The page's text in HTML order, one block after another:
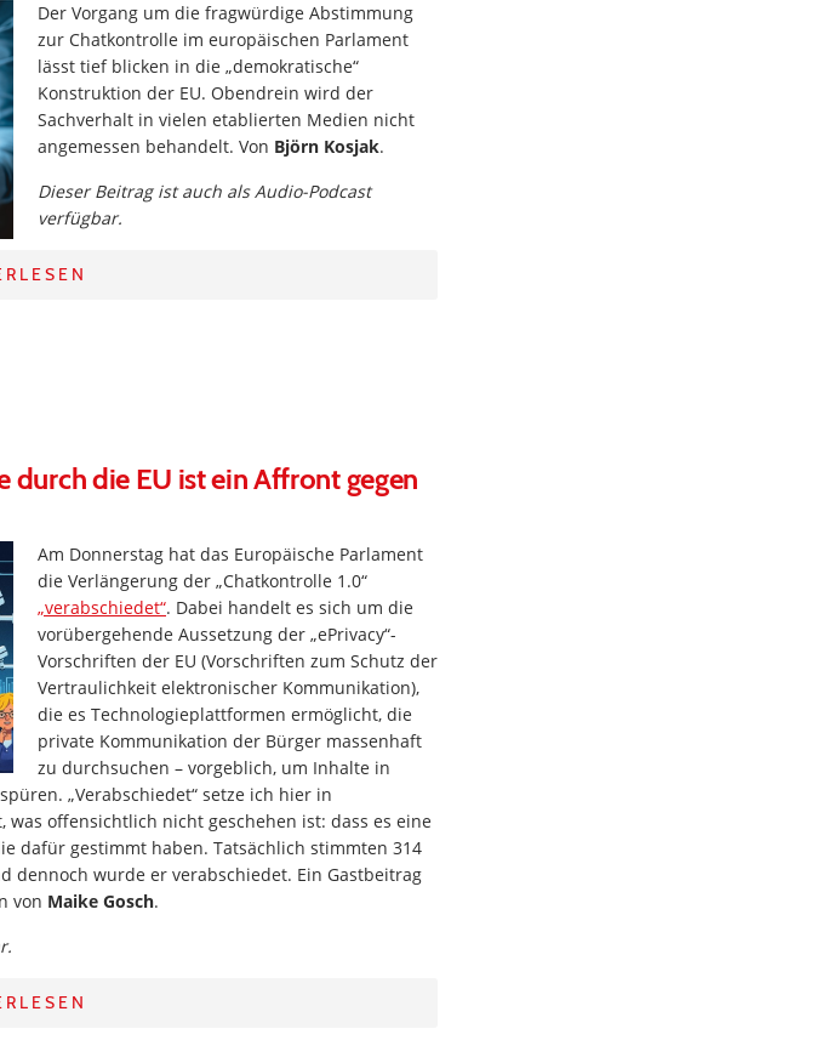
Der Vorgang um die fragwürdige Abstimmung
zur Chatkontrolle im europäischen Parlament
lässt tief blicken in die „demokratische“
Konstruktion der EU. Obendrein wird der
Sachverhalt in vielen etablierten Medien nicht
angemessen behandelt. Von Björn Kosjak.
Dieser Beitrag ist auch als Audio-Podcast
verfügbar.
durch die EU ist ein Affront gegen
Am Donnerstag hat das Europäische Parlament
die Verlängerung der „Chatkontrolle 1.0“
„verabschiedet“. Dabei handelt es sich um die
vorübergehende Aussetzung der „ePrivacy“-
Vorschriften der EU (Vorschriften zum Schutz der
Vertraulichkeit elektronischer Kommunikation),
die es Technologieplattformen ermöglicht, die
private Kommunikation der Bürger massenhaft
zu durchsuchen – vorgeblich, um Inhalte in
„Verabschiedet“ setze ich hier in
offensichtlich nicht geschehen ist: dass es eine
dafür gestimmt haben. Tatsächlich stimmten 314
dennoch wurde er verabschiedet. Ein Gastbeitrag
von Maike Gosch.